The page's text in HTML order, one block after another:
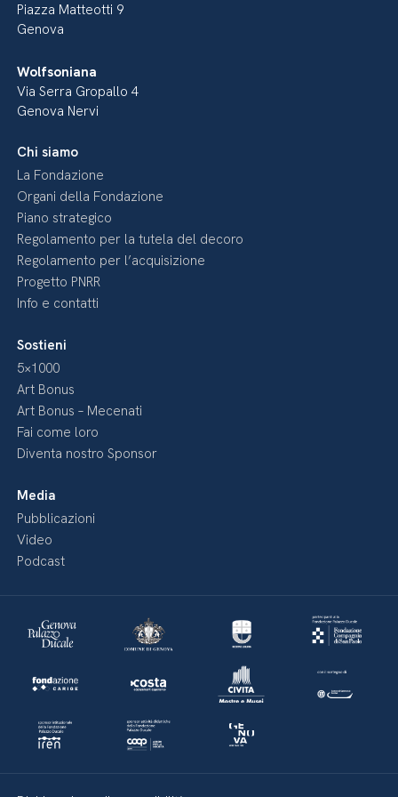
Piazza Matteotti 9
Genova
Wolfsoniana
Via Serra Gropallo 4
Genova Nervi
Chi siamo
La Fondazione
Organi della Fondazione
Piano strategico
Regolamento per la tutela del decoro
Regolamento per l’acquisizione
Progetto PNRR
Info e contatti
Sostieni
5×1000
Art Bonus
Art Bonus – Mecenati
Fai come loro
Diventa nostro Sponsor
Media
Pubblicazioni
Video
Podcast